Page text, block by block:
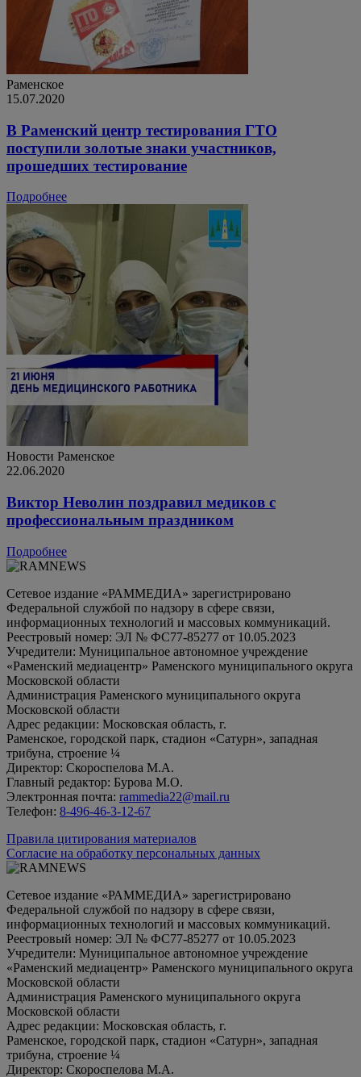
Раменское
15.07.2020
В Раменский центр тестирования ГТО
поступили золотые знаки участников,
прошедших тестирование
Подробнее
Новости Раменское
22.06.2020
Виктор Неволин поздравил медиков с
профессиональным праздником
Подробнее
Сетевое издание «РАММЕДИА» зарегистрировано
Федеральной службой по надзору в сфере связи,
информационных технологий и массовых коммуникаций.
Реестровый номер: ЭЛ № ФС77-85277 от 10.05.2023
Учредители: Муниципальное автономное учреждение
«Раменский медиацентр» Раменского муниципального округа
Московской области
Администрация Раменского муниципального округа
Московской области
Адрес редакции: Московская область, г.
Раменское, городской парк, стадион «Сатурн», западная
трибуна, строение ¼
Директор: Скороспелова М.А.
Главный редактор: Бурова М.О.
Электронная почта: rammedia22@mail.ru
Телефон: 8-496-46-3-12-67
Правила цитирования материалов
Согласие на обработку персональных данных
Сетевое издание «РАММЕДИА» зарегистрировано
Федеральной службой по надзору в сфере связи,
информационных технологий и массовых коммуникаций.
Реестровый номер: ЭЛ № ФС77-85277 от 10.05.2023
Учредители: Муниципальное автономное учреждение
«Раменский медиацентр» Раменского муниципального округа
Московской области
Администрация Раменского муниципального округа
Московской области
Адрес редакции: Московская область, г.
Раменское, городской парк, стадион «Сатурн», западная
трибуна, строение ¼
Директор: Скороспелова М.А.